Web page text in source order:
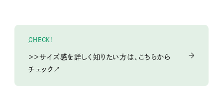
CHECK!
＞＞サイズ感を詳しく知りたい方は、こちらから
チェック↗